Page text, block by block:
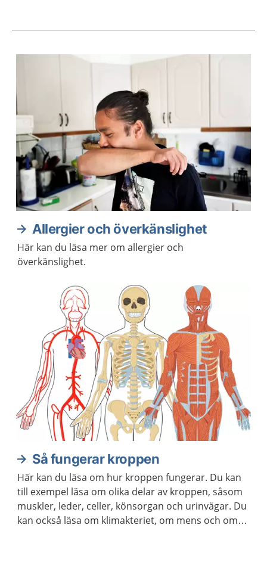
Allergier och överkänslighet
Här kan du läsa mer om allergier och
överkänslighet.
Så fungerar kroppen
Här kan du läsa om hur kroppen fungerar. Du kan
till exempel läsa om olika delar av kroppen, såsom
muskler, leder, celler, könsorgan och urinvägar. Du
kan också läsa om klimakteriet, om mens och om